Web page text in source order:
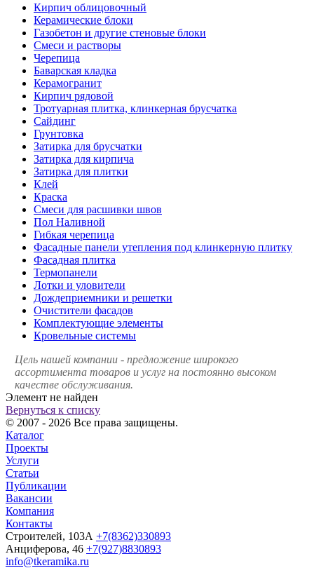
Кирпич облицовочный
Керамические блоки
Газобетон и другие стеновые блоки
Смеси и растворы
Черепица
Баварская кладка
Керамогранит
Кирпич рядовой
Тротуарная плитка, клинкерная брусчатка
Сайдинг
Грунтовка
Затирка для брусчатки
Затирка для кирпича
Затирка для плитки
Клей
Краска
Смеси для расшивки швов
Пол Наливной
Гибкая черепица
Фасадные панели утепления под клинкерную плитку
Фасадная плитка
Термопанели
Лотки и уловители
Дождеприемники и решетки
Очистители фасадов
Комплектующие элементы
Кровельные системы
Цель нашей компании - предложение широкого
ассортимента товаров и услуг на постоянно высоком
качестве обслуживания.
Элемент не найден
Вернуться к списку
© 2007 - 2026 Все права защищены.
Каталог
Проекты
Услуги
Статьи
Публикации
Вакансии
Компания
Контакты
Строителей, 103А +7(8362)330893
Анциферова, 46 +7(927)8830893
info@tkeramika.ru